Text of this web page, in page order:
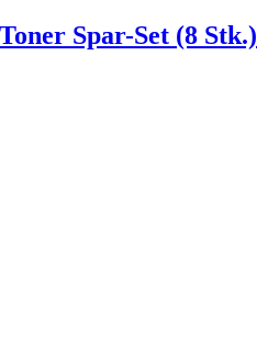
Spar-Set (8 Stk.)